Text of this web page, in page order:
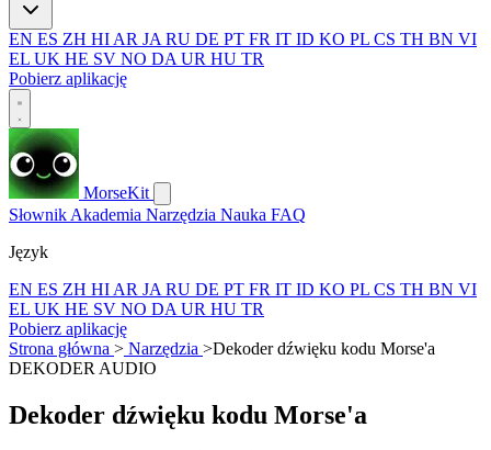
EN ES ZH HI AR JA RU DE PT FR IT ID KO PL CS TH BN VI
EL UK HE SV NO DA UR HU TR
Pobierz aplikację
MorseKit
Słownik Akademia Narzędzia Nauka FAQ
Język
EN ES ZH HI AR JA RU DE PT FR IT ID KO PL CS TH BN VI
EL UK HE SV NO DA UR HU TR
Pobierz aplikację
Strona główna > Narzędzia >Dekoder dźwięku kodu Morse'a
DEKODER AUDIO
Dekoder dźwięku kodu Morse'a